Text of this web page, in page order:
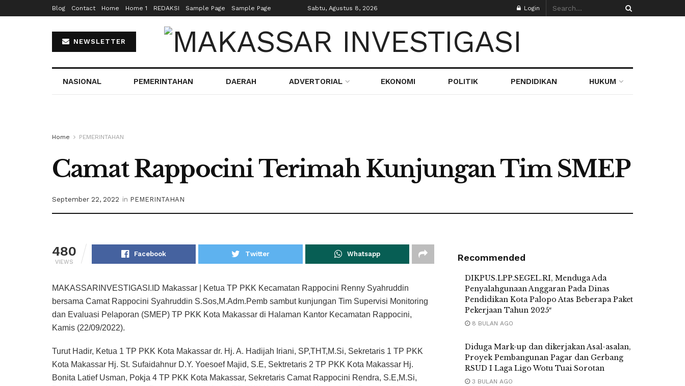
Blog Contact Home Home 1 REDAKSI Sample Page Sample Page Sabtu, Agustus 8, 2026 Login
NEWSLETTER
NASIONAL PEMERINTAHAN DAERAH ADVERTORIAL EKONOMI POLITIK PENDIDIKAN HUKUM
Home PEMERINTAHAN
Camat Rappocini Terimah Kunjungan Tim SMEP
September 22, 2022 in PEMERINTAHAN
480
VIEWS
Facebook Twitter Whatsapp
MAKASSARINVESTIGASI.ID Makassar | Ketua TP PKK Kecamatan Rappocini Renny Syahruddin
bersama Camat Rappocini Syahruddin S.Sos,M.Adm.Pemb sambut kunjungan Tim Supervisi Monitoring
dan Evaluasi Pelaporan (SMEP) TP PKK Kota Makassar di Halaman Kantor Kecamatan Rappocini,
Kamis (22/09/2022).
Turut Hadir, Ketua 1 TP PKK Kota Makassar dr. Hj. A. Hadijah Iriani, SP,THT,M.Si, Sekretaris 1 TP PKK
Kota Makassar Hj. St. Sufaidahnur D.Y. Yoesoef Majid, S.E, Sektretaris 2 TP PKK Kota Makassar Hj.
Bonita Latief Usman, Pokja 4 TP PKK Kota Makassar, Sekretaris Camat Rappocini Rendra, S.E,M.Si,
Recommended
DIKPUS.LPP.SEGEL.RI, Menduga Ada
Penyalahgunaan Anggaran Pada Dinas
Pendidikan Kota Palopo Atas Beberapa Paket
Pekerjaan Tahun 2025″
8 BULAN AGO
Diduga Mark-up dan dikerjakan Asal-asalan,
Proyek Pembangunan Pagar dan Gerbang
RSUD I Laga Ligo Wotu Tuai Sorotan
3 BULAN AGO